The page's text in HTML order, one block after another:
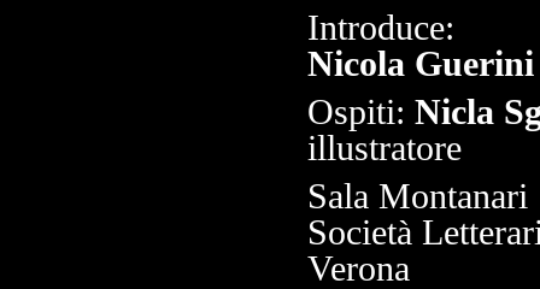
Introduce:
Nicola Guerini
Ospiti: Nicla
illustratore
Sala Montanari
Società
Verona